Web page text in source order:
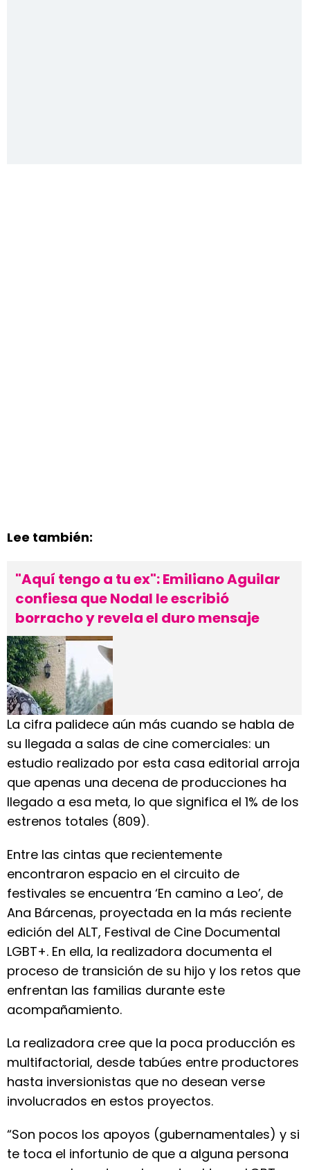
Lee también:
"Aquí tengo a tu ex": Emiliano Aguilar
confiesa que Nodal le escribió
borracho y revela el duro mensaje
La cifra palidece aún más cuando se habla de
su llegada a salas de cine comerciales: un
estudio realizado por esta casa editorial arroja
que apenas una decena de producciones ha
llegado a esa meta, lo que significa el 1% de los
estrenos totales (809).
Entre las cintas que recientemente
encontraron espacio en el circuito de
festivales se encuentra ‘En camino a Leo’, de
Ana Bárcenas, proyectada en la más reciente
edición del ALT, Festival de Cine Documental
LGBT+. En ella, la realizadora documenta el
proceso de transición de su hijo y los retos que
enfrentan las familias durante este
acompañamiento.
La realizadora cree que la poca producción es
multifactorial, desde tabúes entre productores
hasta inversionistas que no desean verse
involucrados en estos proyectos.
“Son pocos los apoyos (gubernamentales) y si
te toca el infortunio de que a alguna persona